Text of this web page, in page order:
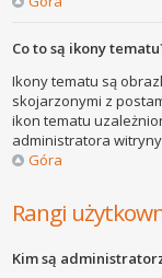
Co to są ikony
Ikony tematu są
skojarzonymi z
ikon tematu
administratora
Góra
Rangi
Kim są